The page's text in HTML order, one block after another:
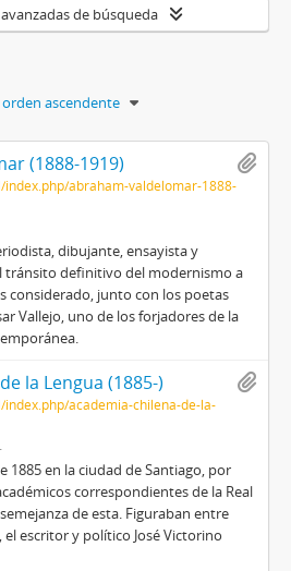
de búsqueda
ascendente
(1888-1919)
abraham-valdelomar-1888-
dibujante, ensayista y
tránsito definitivo del modernismo a
considerado, junto con los poetas
Vallejo, uno de los forjadores de la
la Lengua (1885-)
academia-chilena-de-la-
1885 en la ciudad de Santiago, por
correspondientes de la Real
de esta. Figuraban entre
escritor y político José Victorino